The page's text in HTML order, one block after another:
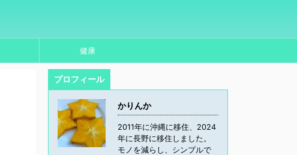
健康
プロフィール
かりんか
2011年に沖縄に移住、2024
年に長野に移住しました。
モノを減らし、シンプルで